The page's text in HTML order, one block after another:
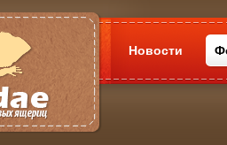
Новости